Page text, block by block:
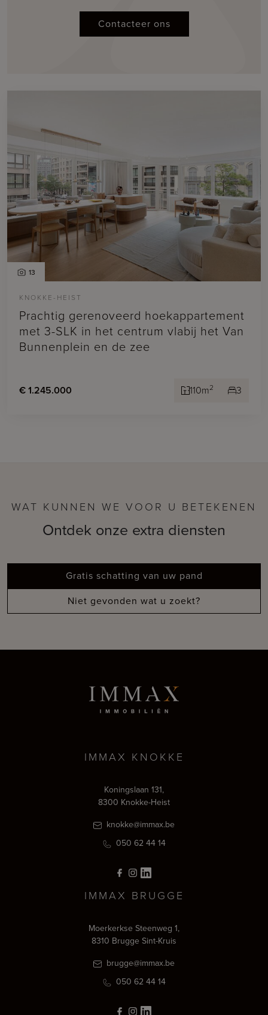
Contacteer ons
13
KNOKKE-HEIST
Prachtig gerenoveerd hoekappartement
met 3-SLK in het centrum vlabij het Van
Bunnenplein en de zee
€ 1.245.000 110m2 3
WAT KUNNEN WE VOOR U BETEKENEN
Ontdek onze extra diensten
Gratis schatting van uw pand
Niet gevonden wat u zoekt?
IMMAX KNOKKE
Koningslaan 131,
8300 Knokke-Heist
knokke@immax.be
050 62 44 14
IMMAX BRUGGE
Moerkerkse Steenweg 1,
8310 Brugge Sint-Kruis
brugge@immax.be
050 62 44 14